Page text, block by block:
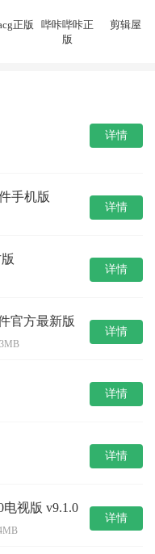
正版
哔咔哔咔正
版
剪辑屋
详情
手机版
详情
详情
官方最新版
详情
详情
详情
电视版 v9.1.0
详情